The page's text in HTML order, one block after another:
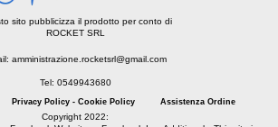
sito pubblicizza il prodotto per conto di
ROCKET SRL
amministrazione.rocketsrl@gmail.com
Tel: 0549943680
Privacy Policy - Cookie Policy Assistenza Ordine
Copyright 2022: